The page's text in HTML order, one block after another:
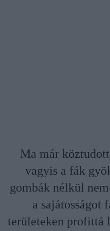
Ma már
vagyis a fák
gombák nélkül
a sajátosságot
területeken profittá